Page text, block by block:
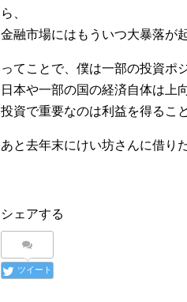
ら、
金融市場にはもういつ大暴落が
ってことで、僕は一部の投資ポ
日本や一部の国の経済自体は上
投資で重要なのは利益を得るこ
あと去年末にけい坊さんに借り
シェアする
ツイート